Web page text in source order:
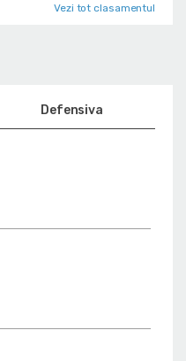
Vezi tot clasamentul
Defensiva